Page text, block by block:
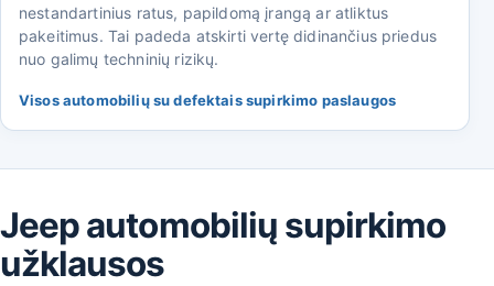
nestandartinius ratus, papildomą įrangą ar atliktus
pakeitimus. Tai padeda atskirti vertę didinančius priedus
nuo galimų techninių rizikų.
Visos automobilių su defektais supirkimo paslaugos
Jeep automobilių supirkimo
užklausos